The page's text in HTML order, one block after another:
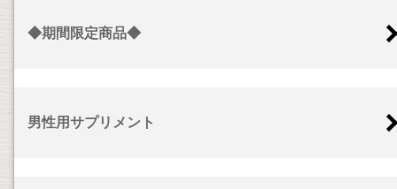
◆期間限定商品◆
男性用サプリメント